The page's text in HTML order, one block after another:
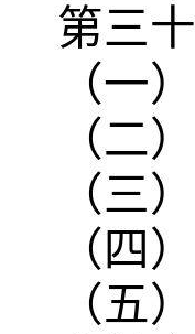
第三
（一）
（二）
（三）
（四）
（五）